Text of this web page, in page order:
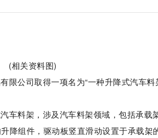
(相关资料图)
限公司取得一项名为“一种升降式汽车
车料架，涉及汽车料架领域，包括承载
降组件，驱动板竖直滑动设置于承载架